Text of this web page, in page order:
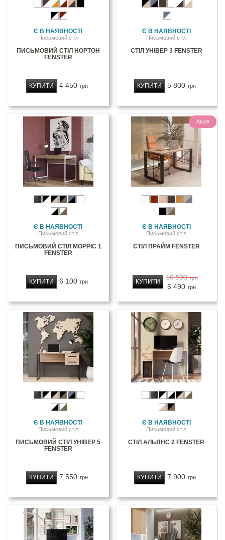
Є В НАЯВНОСТІ
Письмовий стіл
ПИСЬМОВИЙ СТІЛ НОРТОН
FENSTER
4 450 грн
КУПИТИ
Є В НАЯВНОСТІ
Письмовий стіл
СТІЛ УНІВЕР 3 FENSTER
5 800 грн
КУПИТИ
Є В НАЯВНОСТІ
Письмовий стіл
ПИСЬМОВИЙ СТІЛ МОРРІС 1
FENSTER
6 100 грн
КУПИТИ
Акція
Є В НАЯВНОСТІ
Письмовий стіл
СТІЛ ПРАЙМ FENSTER
10 500 грн
6 490 грн
КУПИТИ
Є В НАЯВНОСТІ
Письмовий стіл
ПИСЬМОВИЙ СТІЛ УНІВЕР 5
FENSTER
7 550 грн
КУПИТИ
Є В НАЯВНОСТІ
Письмовий стіл
СТІЛ АЛЬЯНС 2 FENSTER
7 900 грн
КУПИТИ